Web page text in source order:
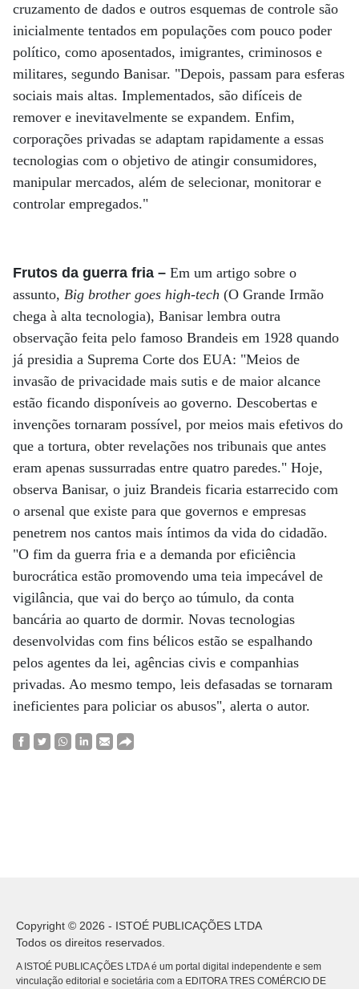
cruzamento de dados e outros esquemas de controle são
inicialmente tentados em populações com pouco poder
político, como aposentados, imigrantes, criminosos e
militares, segundo Banisar. "Depois, passam para esferas
sociais mais altas. Implementados, são difíceis de
remover e inevitavelmente se expandem. Enfim,
corporações privadas se adaptam rapidamente a essas
tecnologias com o objetivo de atingir consumidores,
manipular mercados, além de selecionar, monitorar e
controlar empregados."
Frutos da guerra fria – Em um artigo sobre o
assunto, Big brother goes high-tech (O Grande Irmão
chega à alta tecnologia), Banisar lembra outra
observação feita pelo famoso Brandeis em 1928 quando
já presidia a Suprema Corte dos EUA: "Meios de
invasão de privacidade mais sutis e de maior alcance
estão ficando disponíveis ao governo. Descobertas e
invenções tornaram possível, por meios mais efetivos do
que a tortura, obter revelações nos tribunais que antes
eram apenas sussurradas entre quatro paredes." Hoje,
observa Banisar, o juiz Brandeis ficaria estarrecido com
o arsenal que existe para que governos e empresas
penetrem nos cantos mais íntimos da vida do cidadão.
"O fim da guerra fria e a demanda por eficiência
burocrática estão promovendo uma teia impecável de
vigilância, que vai do berço ao túmulo, da conta
bancária ao quarto de dormir. Novas tecnologias
desenvolvidas com fins bélicos estão se espalhando
pelos agentes da lei, agências civis e companhias
privadas. Ao mesmo tempo, leis defasadas se tornaram
ineficientes para policiar os abusos", alerta o autor.
Copyright © 2026 - ISTOÉ PUBLICAÇÕES LTDA
Todos os direitos reservados.
A ISTOÉ PUBLICAÇÕES LTDA é um portal digital independente e sem
vinculação editorial e societária com a EDITORA TRES COMÉRCIO DE